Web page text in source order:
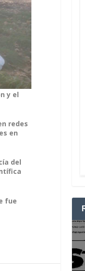
y el
redes
en
del
fue
de